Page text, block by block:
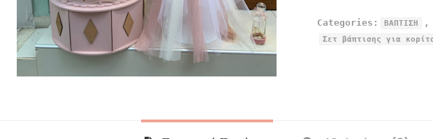
Categories: ΒΑΠΤΙΣΗ
Σετ βάπτισης για